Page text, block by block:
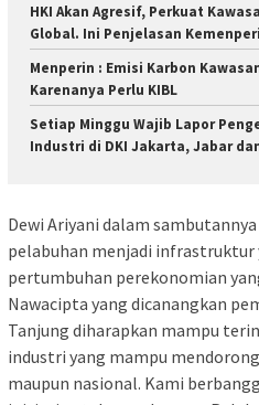
HKI Akan Agresif, Perkuat
Global. Ini Penjelasan
Menperin : Emisi Karbon
Karenanya Perlu KIBL
Setiap Minggu Wajib Lapor
Industri di DKI Jakarta, Jabar
Dewi Ariyani dalam
pelabuhan menjadi infrastruktur
pertumbuhan perekonomian
Nawacipta yang dicanangkan
Tanjung diharapkan mampu
industri yang mampu
maupun nasional. Kami